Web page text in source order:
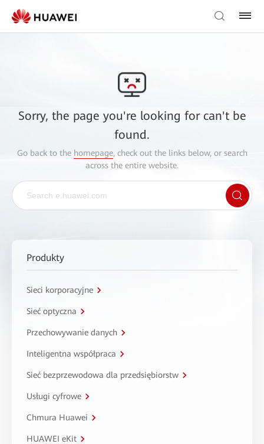
Sorry, the page you're looking for can't be
found.
Go back to the homepage, check out the links below, or search
across the entire website.
Produkty
Sieci korporacyjne
Sieć optyczna
Przechowywanie danych
Inteligentna współpraca
Sieć bezprzewodowa dla przedsiębiorstw
Usługi cyfrowe
Chmura Huawei
HUAWEI eKit